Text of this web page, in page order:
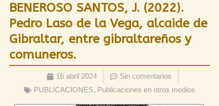
BENEROSO SANTOS, J. (2022).
Pedro Laso de la Vega, alcaide de
Gibraltar, entre gibraltareños y
comuneros.
16 abril 2024
Sin comentarios
PUBLICACIONES, Publicaciones en otros medios